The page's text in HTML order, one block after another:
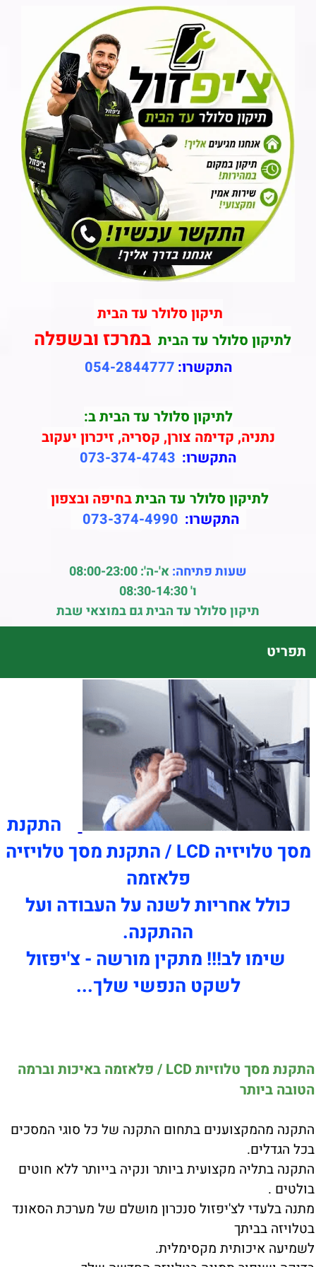
תיקון סלולר עד הבית
עד הביתבמרכז ובשפלה
054-2844777
לתיקון סלולר עד הבית ב:
צורן, קסריה, זיכרון יעקוב
073-374-4743
סלולר עד הביתבחיפה ובצפון
073-374-4990
א'-ה': 08:00-23:00
סלולר עד הבית גם במוצאי שבת
התקנת
מסך טלויזיה LCD / התקנת מסך טלויזיה
לשנה על העבודה ועל
מתקין מורשה - צ'יפזול
הנפשי שלך...
התקנת מסך טלוזיות LCD / פלאזמה באיכות וברמה
בתחום התקנה של כל סוגי המסכים
ביותר ונקיה בייותר ללא חוטים
סנכרון מושלם של מערכת הסאונד
מקסימלית.